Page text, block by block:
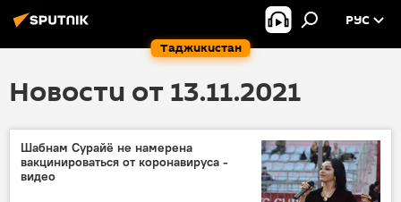
Таджикистан
РУС
Новости от 13.11.2021
Шабнам Сурайё не намерена
вакцинироваться от коронавируса -
видео